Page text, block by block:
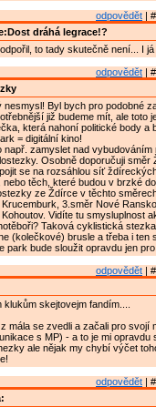
odpovědět |
dráhá legrace!?
to tady skutečně není... I
odpovědět |
nesmysl! Byl bych pro podobné
již budeme mít, ale toto
která nahoní politické body a
= digitální kino!
zamyslet nad vybudováním
Osobně doporučuji směr
se na rozsáhlou síť
těch, které budou v brzké
ze Ždírce v těchto
3.směr Nové
Vidíte tu smysluplnost
Taková cyklistická
(kolečkové) brusle a třeba i ten
park bude sloužit opravdu jen
odpovědět |
klukům skejtovejm fandím....
mála se zvedli a začali pro svojí
s MP) - a to je mi opravdu
ale nějak my chybí výčet
odpovědět |